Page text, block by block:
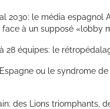
2030: le média espagnol
face à un supposé «lobby
28 équipes: le
ou le syndrome
des Lions triomphants,